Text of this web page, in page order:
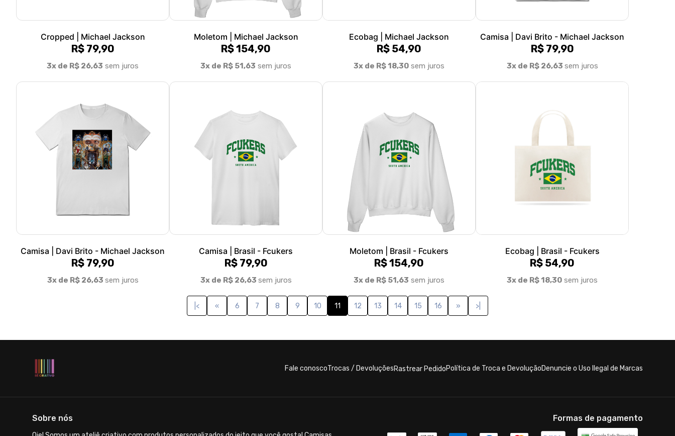
Cropped | Michael Jackson
R$ 79,90
3x de R$ 26,63 sem juros
Moletom | Michael Jackson
R$ 154,90
3x de R$ 51,63 sem juros
Ecobag | Michael Jackson
R$ 54,90
3x de R$ 18,30 sem juros
Camisa | Davi Brito - Michael Jackson
R$ 79,90
3x de R$ 26,63 sem juros
Camisa | Davi Brito - Michael Jackson
R$ 79,90
3x de R$ 26,63 sem juros
Camisa | Brasil - Fcukers
R$ 79,90
3x de R$ 26,63 sem juros
Moletom | Brasil - Fcukers
R$ 154,90
3x de R$ 51,63 sem juros
Ecobag | Brasil - Fcukers
R$ 54,90
3x de R$ 18,30 sem juros
|< « 6 7 8 9 10 11 12 13 14 15 16 » >|
Fale conoscoTrocas / DevoluçõesRastrear PedidoPolítica de Troca e DevoluçãoDenuncie o Uso Ilegal de Marcas
Sobre nós Formas de pagamento